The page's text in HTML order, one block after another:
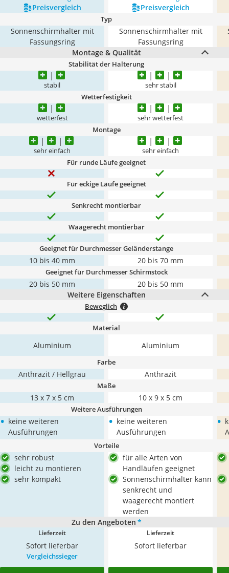
Preis­vergleich Preis­vergleich
Typ
Sonnenschirmhalter mit
Fassungsring
Sonnenschirmhalter mit
Fassungsring
Montage & Qualität
Stabilität der Halterung
stabil sehr stabil
Wetterfestigkeit
wetterfest sehr wetterfest
Montage
sehr einfach sehr einfach
Für runde Läufe geeignet
Für eckige Läufe geeignet
Senkrecht montierbar
Waagerecht montierbar
Geeignet für Durchmesser Geländerstange
10 bis 40 mm 20 bis 70 mm
Geeignet für Durchmesser Schirmstock
20 bis 50 mm
20 bis 50 mm
Weitere Eigenschaften
Beweglich
Material
Aluminium Aluminium
Farbe
Anthrazit / Hellgrau Anthrazit
Maße
13 x 7 x 5 cm 10 x 9 x 5 cm
Weitere Ausführungen
• keine weiteren
Ausführungen
• keine weiteren
Ausführungen
•
Vorteile
sehr robust
leicht zu montieren
sehr kompakt
für alle Arten von
Handläufen geeignet
Sonnenschirmhalter kann
senkrecht und
waagerecht montiert
werden
Zu den Angeboten *
Lieferzeit
Sofort lieferbar
Lieferzeit
Sofort lieferbar
Vergleichssieger